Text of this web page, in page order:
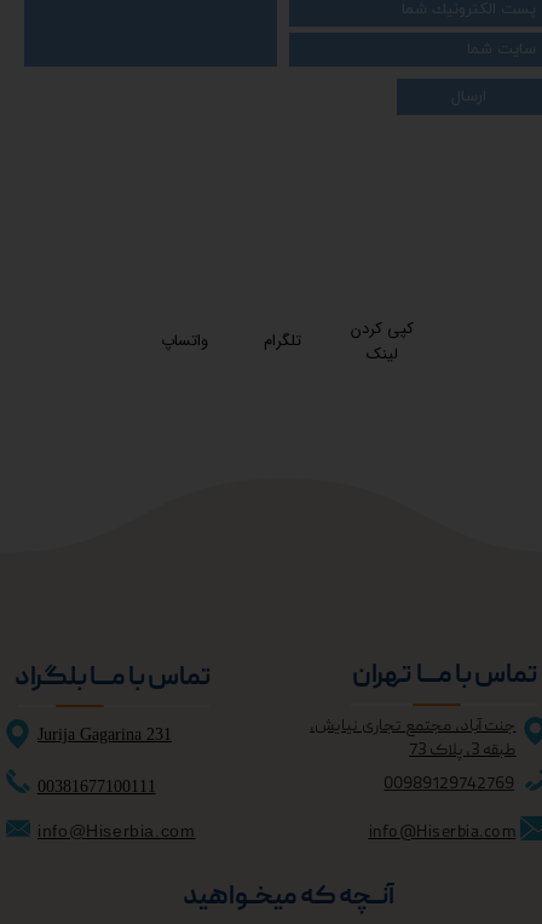
★★
کپی کردن
لینک
تلگرام واتساپ
ارسال
آنــچه که میخــواهید
تماس با مــــا تهران
جنت آباد، مجتمع تجاری نیایش،
طبقه 3، پلاک 73
00989129742769
info@Hiserbia.com
تماس با مــــا بلگراد
Jurija Gagarina 231
info@Hiserbia.com
00381677100111